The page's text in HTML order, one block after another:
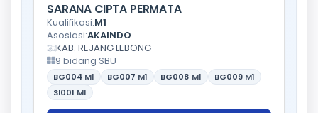
SARANA CIPTA PERMATA
Kualifikasi:M1
Asosiasi:AKAINDO
KAB. REJANG LEBONG
9 bidang SBU
BG004 M1 BG007 M1 BG008 M1 BG009 M1
SI001 M1